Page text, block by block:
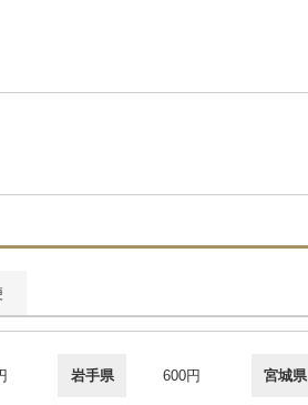
岩手県 600円 宮城県